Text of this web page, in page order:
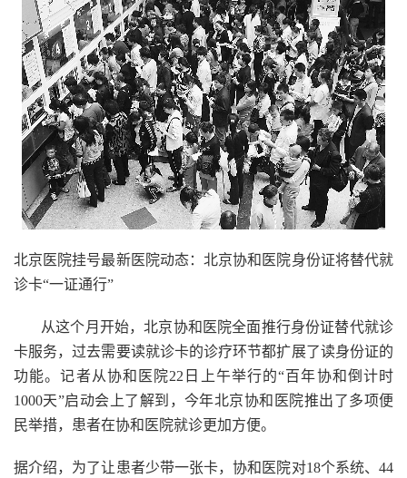
北京医院挂号最新医院动态：北京协和医院身份证将替代就
诊卡“一证通行”
从这个月开始，北京协和医院全面推行身份证替代就诊
卡服务，过去需要读就诊卡的诊疗环节都扩展了读身份证的
功能。记者从协和医院22日上午举行的“百年协和倒计时
1000天”启动会上了解到，今年北京协和医院推出了多项便
民举措，患者在协和医院就诊更加方便。
据介绍，为了让患者少带一张卡，协和医院对18个系统、44